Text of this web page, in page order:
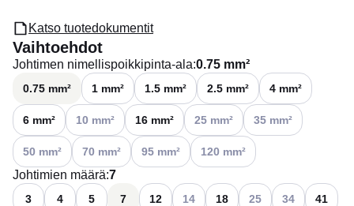
Katso tuotedokumentit
Vaihtoehdot
Johtimen nimellispoikkipinta-ala:0.75 mm²
0.75 mm² 1 mm² 1.5 mm² 2.5 mm² 4 mm²
6 mm²
Katso käytettävissä olevat vaihtoehdot
10 mm² 16 mm²
Katso käytettävissä olevat
25 mm²
Katso käytettävissä
35 mm²
Katso käytettävissä olevat vaihtoehdot
50 mm²
Katso käytettävissä olevat vaihtoehdot
70 mm²
Katso käytettävissä olevat vaihtoehdot
95 mm²
Katso käytettävissä olevat
120 mm²
Johtimien määrä:7
3 4 5 7 12
Katso käytettävissä olevat
14 18
Katso käytettävissä
25
Katso
34
41